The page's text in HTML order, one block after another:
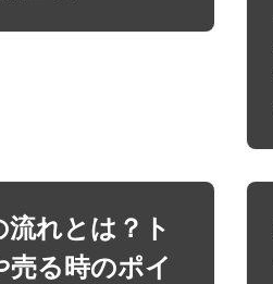
れとは？ト
売る時のポイ